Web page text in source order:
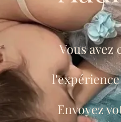
Vous avez
Envoyez